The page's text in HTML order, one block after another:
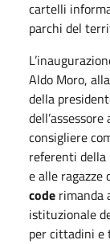
cartelli
parchi del
Aldo Moro,
della
consigliere
referenti della
e alle ragazze
code rimanda
istituzionale
per cittadini e